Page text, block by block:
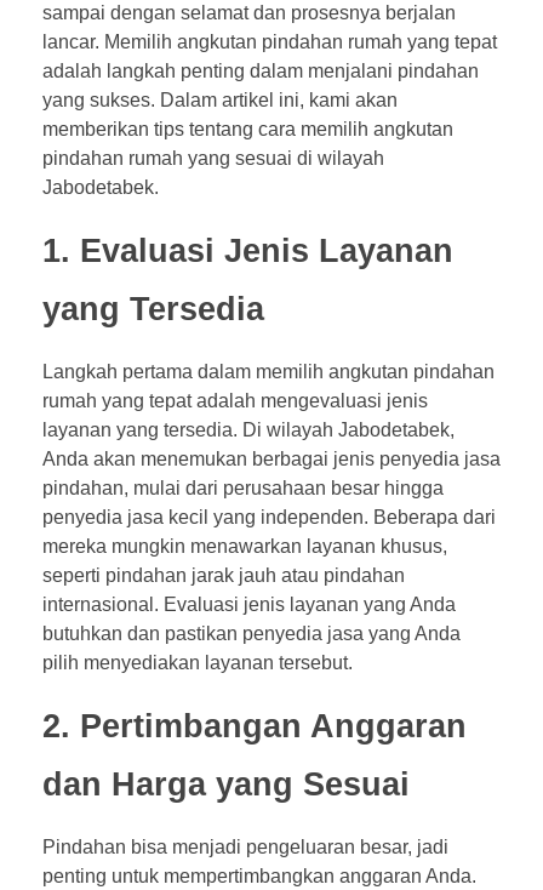
sampai dengan selamat dan prosesnya berjalan
lancar. Memilih angkutan pindahan rumah yang tepat
adalah langkah penting dalam menjalani pindahan
yang sukses. Dalam artikel ini, kami akan
memberikan tips tentang cara memilih angkutan
pindahan rumah yang sesuai di wilayah
Jabodetabek.
1. Evaluasi Jenis Layanan
yang Tersedia
Langkah pertama dalam memilih angkutan pindahan
rumah yang tepat adalah mengevaluasi jenis
layanan yang tersedia. Di wilayah Jabodetabek,
Anda akan menemukan berbagai jenis penyedia jasa
pindahan, mulai dari perusahaan besar hingga
penyedia jasa kecil yang independen. Beberapa dari
mereka mungkin menawarkan layanan khusus,
seperti pindahan jarak jauh atau pindahan
internasional. Evaluasi jenis layanan yang Anda
butuhkan dan pastikan penyedia jasa yang Anda
pilih menyediakan layanan tersebut.
2. Pertimbangan Anggaran
dan Harga yang Sesuai
Pindahan bisa menjadi pengeluaran besar, jadi
penting untuk mempertimbangkan anggaran Anda.